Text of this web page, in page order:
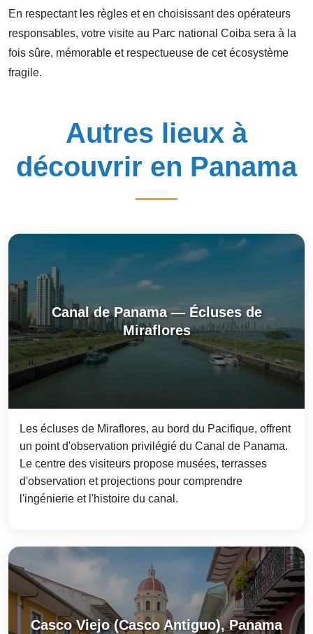
En respectant les règles et en choisissant des opérateurs
responsables, votre visite au Parc national Coiba sera à la
fois sûre, mémorable et respectueuse de cet écosystème
fragile.
Autres lieux à
découvrir en Panama
Canal de Panama — Écluses de
Miraflores
Les écluses de Miraflores, au bord du Pacifique, offrent
un point d'observation privilégié du Canal de Panama.
Le centre des visiteurs propose musées, terrasses
d'observation et projections pour comprendre
l'ingénierie et l'histoire du canal.
Casco Viejo (Casco Antiguo), Panama